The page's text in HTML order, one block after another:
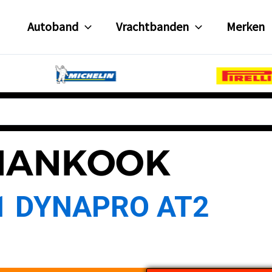
Autoband Vrachtbanden Merken
DYNAPRO AT2